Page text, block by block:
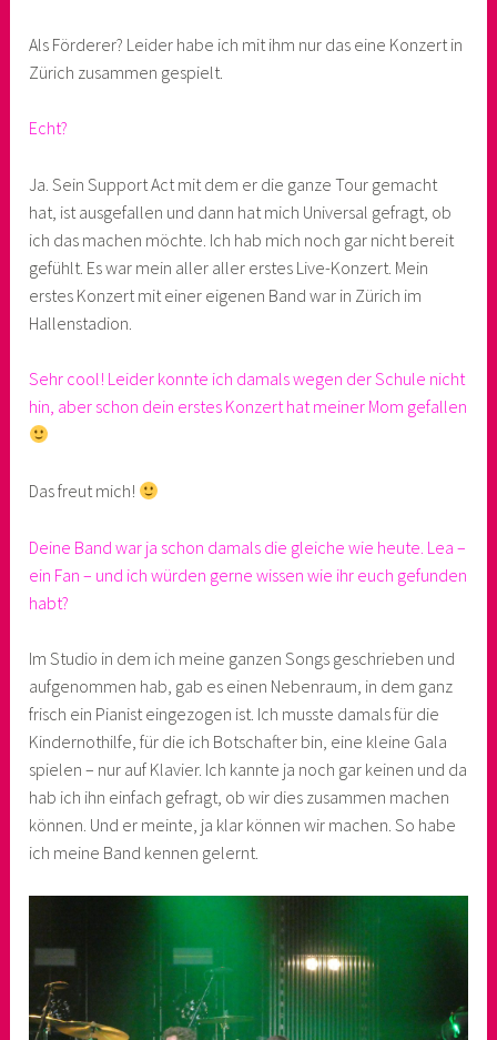
Als Förderer? Leider habe ich mit ihm nur das eine Konzert in
Zürich zusammen gespielt.
Echt?
Ja. Sein Support Act mit dem er die ganze Tour gemacht
hat, ist ausgefallen und dann hat mich Universal gefragt, ob
ich das machen möchte. Ich hab mich noch gar nicht bereit
gefühlt. Es war mein aller aller erstes Live-Konzert. Mein
erstes Konzert mit einer eigenen Band war in Zürich im
Hallenstadion.
Sehr cool! Leider konnte ich damals wegen der Schule nicht
hin, aber schon dein erstes Konzert hat meiner Mom gefallen
Das freut mich!
Deine Band war ja schon damals die gleiche wie heute. Lea –
ein Fan – und ich würden gerne wissen wie ihr euch gefunden
habt?
Im Studio in dem ich meine ganzen Songs geschrieben und
aufgenommen hab, gab es einen Nebenraum, in dem ganz
frisch ein Pianist eingezogen ist. Ich musste damals für die
Kindernothilfe, für die ich Botschafter bin, eine kleine Gala
spielen – nur auf Klavier. Ich kannte ja noch gar keinen und da
hab ich ihn einfach gefragt, ob wir dies zusammen machen
können. Und er meinte, ja klar können wir machen. So habe
ich meine Band kennen gelernt.